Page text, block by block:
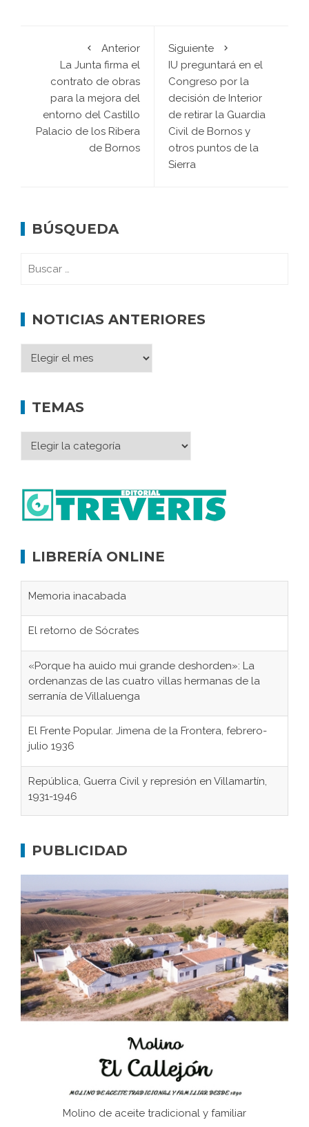
Anterior
La Junta firma el
contrato de obras
para la mejora del
entorno del Castillo
Palacio de los Ribera
de Bornos
Siguiente
IU preguntará en el
Congreso por la
decisión de Interior
de retirar la Guardia
Civil de Bornos y
otros puntos de la
Sierra
BÚSQUEDA
NOTICIAS ANTERIORES
TEMAS
LIBRERÍA ONLINE
ordenanzas de las cuatro villas hermanas de la
serranía de Villaluenga
julio 1936
1931-1946
Don Perafán de Ribera y sus fundaciones de
Bornos
El Frente Popular. Ubrique, febrero-julio 1936
Juntar las letras. La alfabetización en el campo: del
afán de saber a la autogestión
Historia y vivencias del poblado de Los Hurones
PUBLICIDAD
Molino de aceite tradicional y familiar